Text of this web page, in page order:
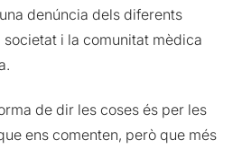
denúncia dels diferents
i la comunitat mèdica
de dir les coses és per les
ens comenten, però que més